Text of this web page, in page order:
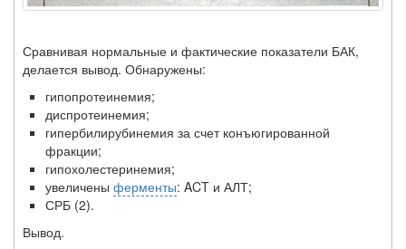
Сравнивая нормальные и фактические показатели БАК,
делается вывод. Обнаружены:
гипопротеинемия;
диспротеинемия;
гипербилирубинемия за счет конъюгированной
фракции;
гипохолестеринемия;
увеличены ферменты: ACT и АЛТ;
СРБ (2).
Вывод.